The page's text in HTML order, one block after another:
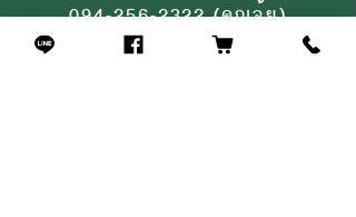
094-256-2322(คุณจุ้ย)
02-908-4464
(หน้าร้าน)